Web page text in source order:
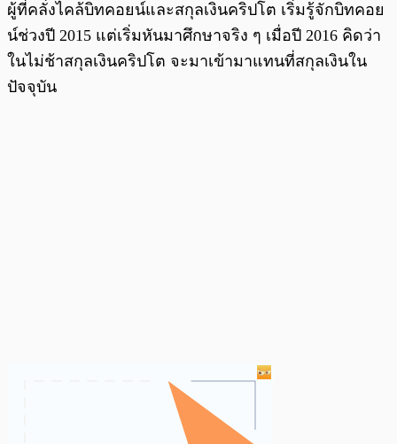
ผู้ที่คลั่งไคล้บิทคอยน์และสกุลเงินคริปโต เริ่มรู้จักบิทคอย
น์ช่วงปี 2015 แต่เริ่มหันมาศึกษาจริง ๆ เมื่อปี 2016 คิดว่า
ในไม่ช้าสกุลเงินคริปโต จะมาเข้ามาแทนที่สกุลเงินใน
ปัจจุบัน